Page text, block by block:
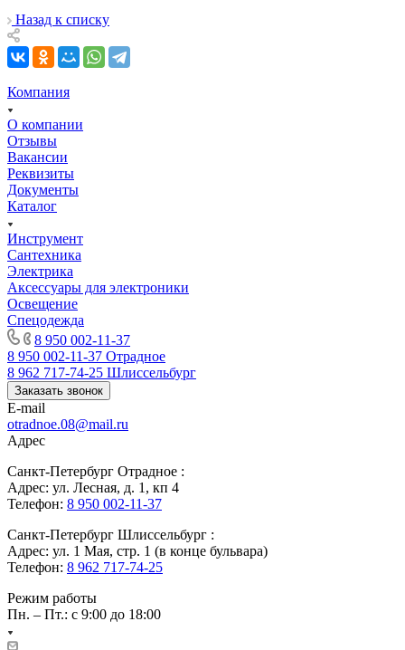
Назад к списку
Компания
О компании
Отзывы
Вакансии
Реквизиты
Документы
Каталог
Инструмент
Сантехника
Электрика
Аксессуары для электроники
Освещение
Спецодежда
8 950 002-11-37
8 950 002-11-37 Отрадное
8 962 717-74-25 Шлиссельбург
Заказать звонок
E-mail
otradnoe.08@mail.ru
Адрес
Санкт-Петербург Отрадное :
Адрес: ул. Лесная, д. 1, кп 4
Телефон: 8 950 002-11-37
Санкт-Петербург Шлиссельбург :
Адрес: ул. 1 Мая, стр. 1 (в конце бульвара)
Телефон: 8 962 717-74-25
Режим работы
Пн. – Пт.: с 9:00 до 18:00